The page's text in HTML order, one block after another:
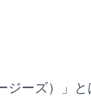
ジーズ）」と